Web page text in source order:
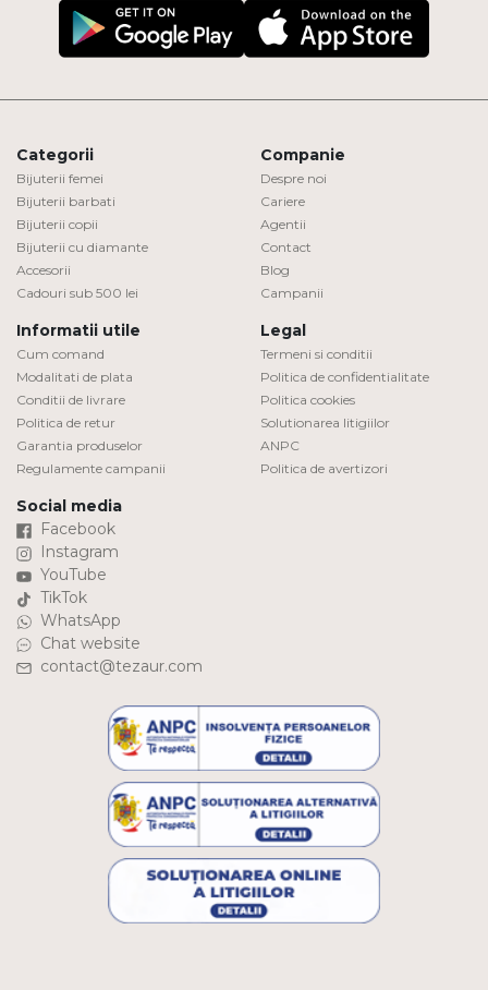
Categorii
Bijuterii femei
Bijuterii barbati
Bijuterii copii
Bijuterii cu diamante
Accesorii
Cadouri sub 500 lei
Companie
Despre noi
Cariere
Agentii
Contact
Blog
Campanii
Informatii utile
Cum comand
Modalitati de plata
Conditii de livrare
Politica de retur
Garantia produselor
Regulamente campanii
Legal
Termeni si conditii
Politica de confidentialitate
Politica cookies
Solutionarea litigiilor
ANPC
Politica de avertizori
Social media
Facebook
Instagram
YouTube
TikTok
WhatsApp
Chat website
contact@tezaur.com